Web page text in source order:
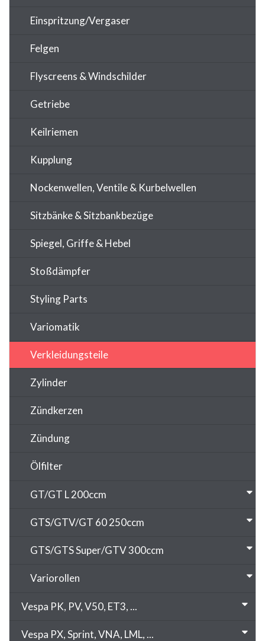
Einspritzung/Vergaser
Felgen
Flyscreens & Windschilder
Getriebe
Keilriemen
Kupplung
Nockenwellen, Ventile & Kurbelwellen
Sitzbänke & Sitzbankbezüge
Spiegel, Griffe & Hebel
Stoßdämpfer
Styling Parts
Variomatik
Verkleidungsteile
Zylinder
Zündkerzen
Zündung
Ölfilter
GT/GT L 200ccm
GTS/GTV/GT 60 250ccm
GTS/GTS Super/GTV 300ccm
Variorollen
Vespa PK, PV, V50, ET3, ...
Vespa PX, Sprint, VNA, LML, ...